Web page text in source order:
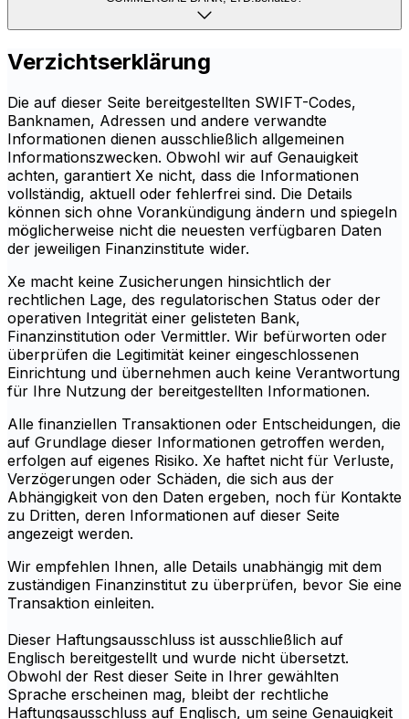
Verzichtserklärung
Die auf dieser Seite bereitgestellten SWIFT-Codes,
Banknamen, Adressen und andere verwandte
Informationen dienen ausschließlich allgemeinen
Informationszwecken. Obwohl wir auf Genauigkeit
achten, garantiert Xe nicht, dass die Informationen
vollständig, aktuell oder fehlerfrei sind. Die Details
können sich ohne Vorankündigung ändern und spiegeln
möglicherweise nicht die neuesten verfügbaren Daten
der jeweiligen Finanzinstitute wider.
Xe macht keine Zusicherungen hinsichtlich der
rechtlichen Lage, des regulatorischen Status oder der
operativen Integrität einer gelisteten Bank,
Finanzinstitution oder Vermittler. Wir befürworten oder
überprüfen die Legitimität keiner eingeschlossenen
Einrichtung und übernehmen auch keine Verantwortung
für Ihre Nutzung der bereitgestellten Informationen.
Alle finanziellen Transaktionen oder Entscheidungen, die
auf Grundlage dieser Informationen getroffen werden,
erfolgen auf eigenes Risiko. Xe haftet nicht für Verluste,
Verzögerungen oder Schäden, die sich aus der
Abhängigkeit von den Daten ergeben, noch für Kontakte
zu Dritten, deren Informationen auf dieser Seite
angezeigt werden.
Wir empfehlen Ihnen, alle Details unabhängig mit dem
zuständigen Finanzinstitut zu überprüfen, bevor Sie eine
Transaktion einleiten.
Dieser Haftungsausschluss ist ausschließlich auf
Englisch bereitgestellt und wurde nicht übersetzt.
Obwohl der Rest dieser Seite in Ihrer gewählten
Sprache erscheinen mag, bleibt der rechtliche
Haftungsausschluss auf Englisch, um seine Genauigkeit